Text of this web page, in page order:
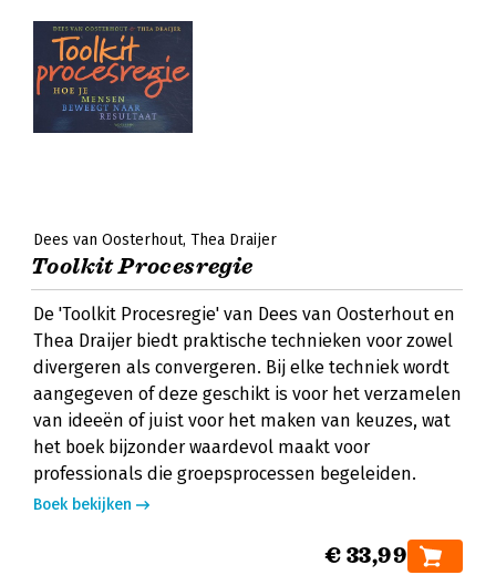
Dees van Oosterhout Thea Draijer
Toolkit Procesregie
De 'Toolkit Procesregie' van Dees van Oosterhout en
Thea Draijer biedt praktische technieken voor zowel
divergeren als convergeren. Bij elke techniek wordt
aangegeven of deze geschikt is voor het verzamelen
van ideeën of juist voor het maken van keuzes, wat
het boek bijzonder waardevol maakt voor
professionals die groepsprocessen begeleiden.
Boek bekijken
€ 33,99